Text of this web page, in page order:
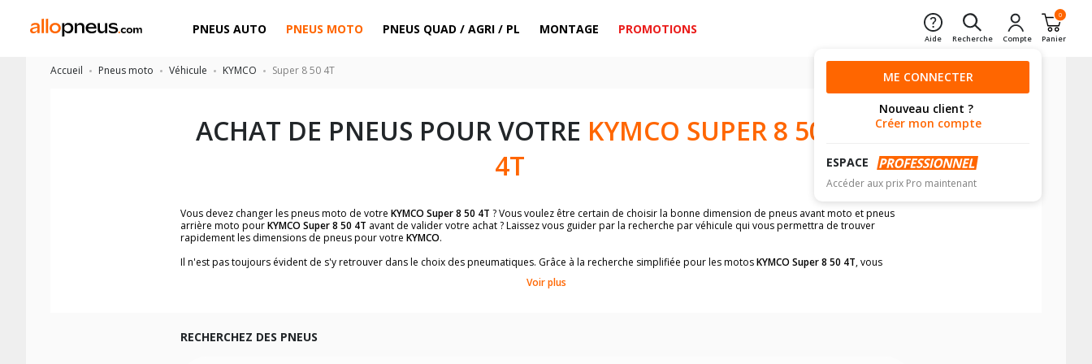
PNEUS AUTO PNEUS MOTO PNEUS QUAD / AGRI / PL MONTAGE PROMOTIONS
Aide Recherche Compte
0
Panier
ME CONNECTER
Nouveau client ?
Créer mon compte
ESPACE
Accéder aux prix Pro maintenant
Accueil Pneus moto Véhicule KYMCO Super 8 50 4T
ACHAT DE PNEUS POUR VOTRE KYMCO SUPER 8 50
4T
Vous devez changer les pneus moto de votre KYMCO Super 8 50 4T ? Vous voulez être certain de choisir la bonne dimension de pneus avant moto et pneus
arrière moto pourKYMCO Super 8 50 4T avant de valider votre achat ? Laissez vous guider par la recherche par véhicule qui vous permettra de trouver
rapidement les dimensions de pneus pour votre KYMCO.
Il n'est pas toujours évident de s'y retrouver dans le choix des pneumatiques. Grâce à la recherche simplifiée pour les motosKYMCO Super 8 50 4T, vous
Vous ne savez pas comment trouver les dimensions de vos pneus ? Ces informations sont indiquées sur le flanc des pneumatiques, dans le carnet de bord de
facilement.
Voir plus
RECHERCHEZ DES PNEUS